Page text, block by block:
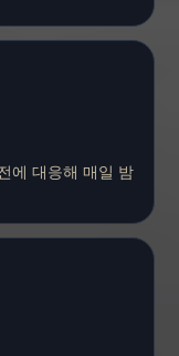
에 대응해 매일 밤